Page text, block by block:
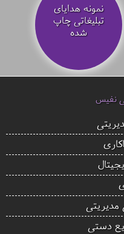
نمونه هدایای
تبلیغاتی چاپ
شده
نفیس
مدیریتی
دستی